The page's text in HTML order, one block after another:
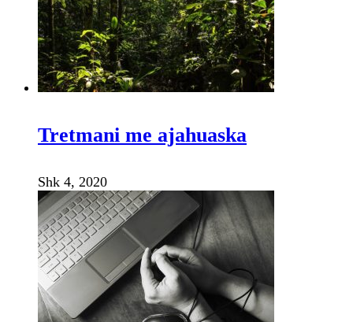
Tretmani me ajahuaska
Shk 4, 2020